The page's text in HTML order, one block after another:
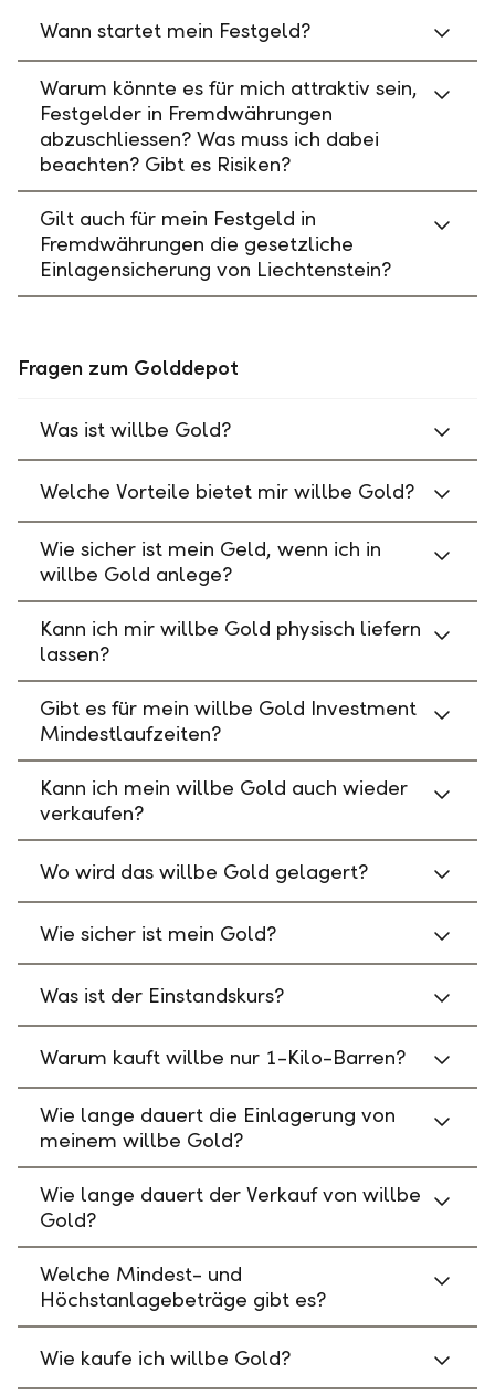
Wann startet mein Festgeld?
Warum könnte es für mich attraktiv sein,
Festgelder in Fremdwährungen
abzuschliessen? Was muss ich dabei
beachten? Gibt es Risiken?
Gilt auch für mein Festgeld in
Fremdwährungen die gesetzliche
Einlagensicherung von Liechtenstein?
Fragen zum Golddepot
Was ist willbe Gold?
Welche Vorteile bietet mir willbe Gold?
Wie sicher ist mein Geld, wenn ich in
willbe Gold anlege?
Kann ich mir willbe Gold physisch liefern
lassen?
Gibt es für mein willbe Gold Investment
Mindestlaufzeiten?
Kann ich mein willbe Gold auch wieder
verkaufen?
Wo wird das willbe Gold gelagert?
Wie sicher ist mein Gold?
Was ist der Einstandskurs?
Warum kauft willbe nur 1-Kilo-Barren?
Wie lange dauert die Einlagerung von
meinem willbe Gold?
Wie lange dauert der Verkauf von willbe
Gold?
Welche Mindest- und
Höchstanlagebeträge gibt es?
Wie kaufe ich willbe Gold?